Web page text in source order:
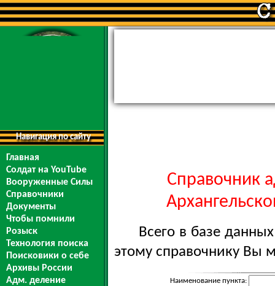
Навигация по сайту
Главная
Солдат на YouTube
Вооруженные Силы
Справочники
Документы
Чтобы помнили
Розыск
Технология поиска
Поисковики о себе
Архивы России
Адм. деление
Справочник
Всего в базе
этому справочнику Вы
Наименование пункта: